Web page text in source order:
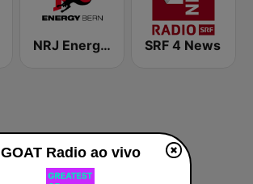
NRJ Energy Bern SRF 4 News
GOAT Radio ao vivo